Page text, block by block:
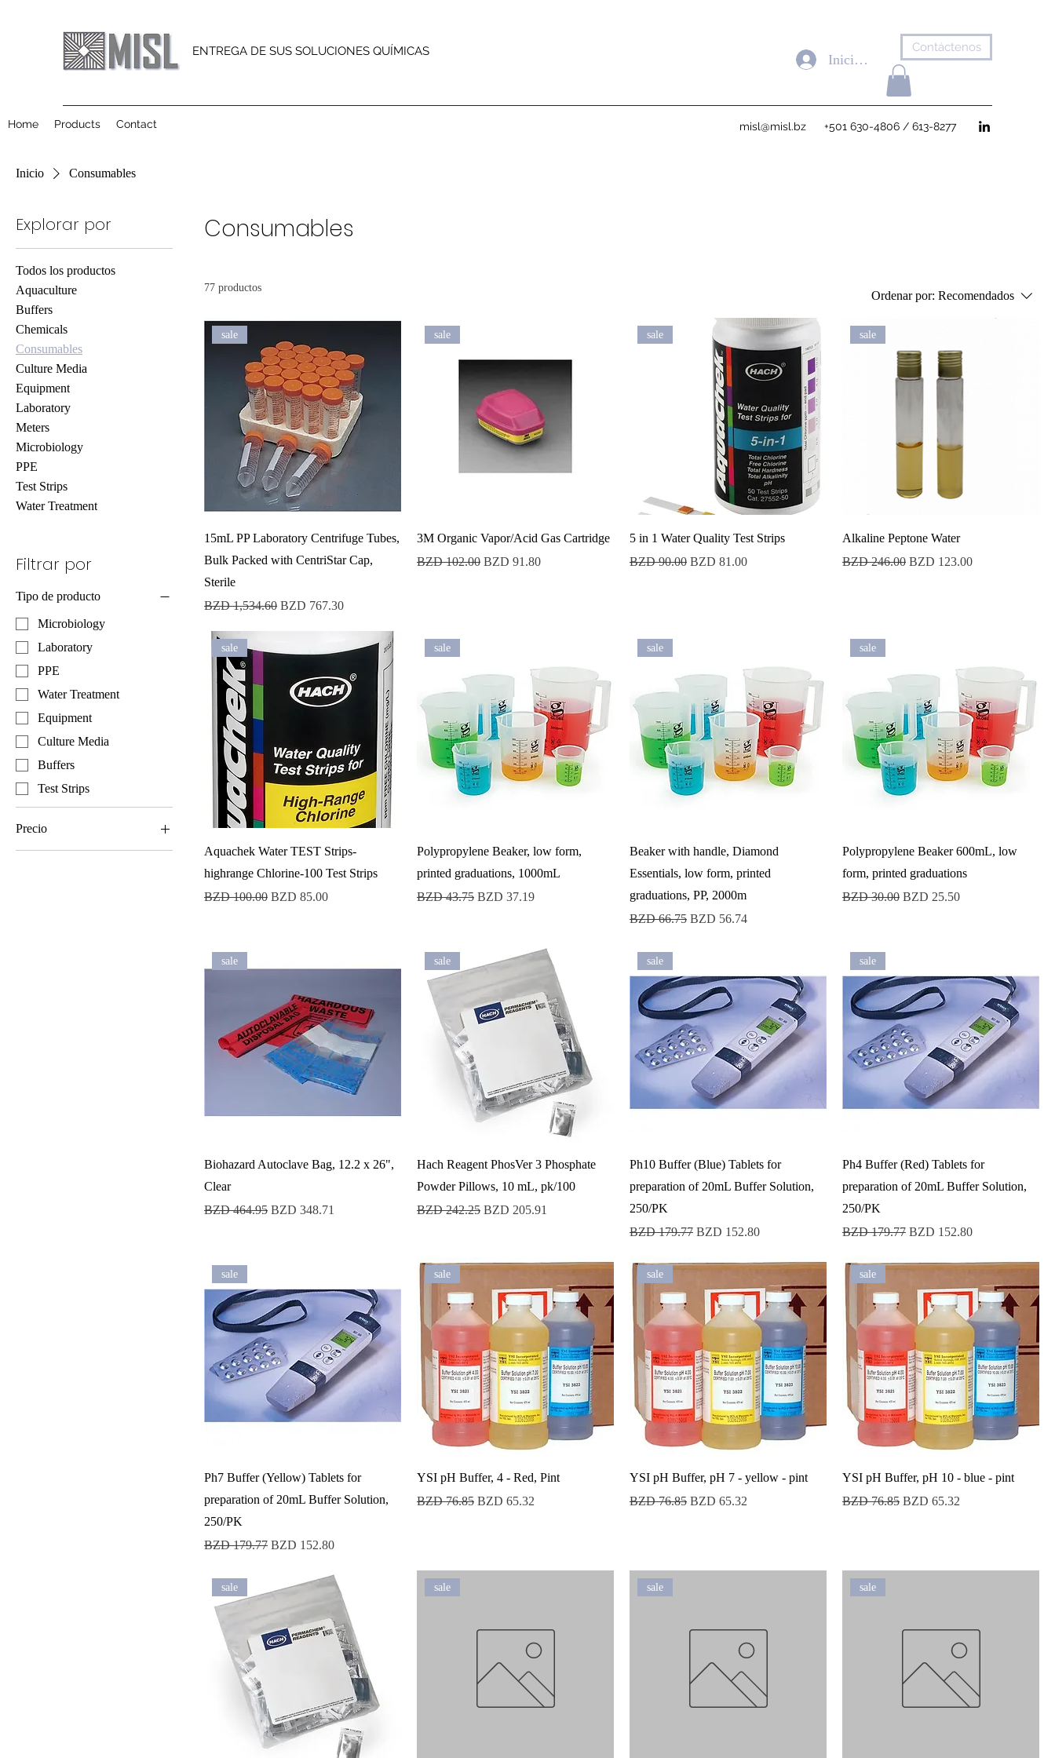
ENTREGA DE SUS SOLUCIONES QUÍMICAS Contáctenos
misl@misl.bz +501 630-4806 / 613-8277
Home Products Contact
Iniciar sesión
Inicio Consumables
Explorar por
Todos los productos
Aquaculture
Buffers
Chemicals
Consumables
Culture Media
Equipment
Laboratory
Meters
Microbiology
PPE
Test Strips
Water Treatment
Filtrar por
Tipo de producto
Microbiology
Laboratory
PPE
Water Treatment
Equipment
Culture Media
Buffers
Test Strips
Precio
Consumables
77 productos
Ordenar por: Recomendados
sale
15mL PP Laboratory Centrifuge Tubes,
Bulk Packed with CentriStar Cap,
Sterile
Precio
BZD 1,534.60 Precio de oferta
BZD 767.30
sale
3M Organic Vapor/Acid Gas Cartridge
Precio
BZD 102.00 Precio de oferta
BZD 91.80
sale
5 in 1 Water Quality Test Strips
Precio
BZD 90.00 Precio de oferta
BZD 81.00
sale
Alkaline Peptone Water
Precio
BZD 246.00 Precio de oferta
BZD 123.00
sale
Aquachek Water TEST Strips-
highrange Chlorine-100 Test Strips
Precio
BZD 100.00 Precio de oferta
BZD 85.00
sale
Polypropylene Beaker, low form,
printed graduations, 1000mL
Precio
BZD 43.75 Precio de oferta
BZD 37.19
sale
Beaker with handle, Diamond
Essentials, low form, printed
graduations, PP, 2000m
Precio
BZD 66.75 Precio de oferta
BZD 56.74
sale
Polypropylene Beaker 600mL, low
form, printed graduations
Precio
BZD 30.00 Precio de oferta
BZD 25.50
sale
Biohazard Autoclave Bag, 12.2 x 26",
Clear
Precio
BZD 464.95 Precio de oferta
BZD 348.71
sale
Hach Reagent PhosVer 3 Phosphate
Powder Pillows, 10 mL, pk/100
Precio
BZD 242.25 Precio de oferta
BZD 205.91
sale
Ph10 Buffer (Blue) Tablets for
preparation of 20mL Buffer Solution,
250/PK
Precio
BZD 179.77 Precio de oferta
BZD 152.80
sale
Ph4 Buffer (Red) Tablets for
preparation of 20mL Buffer Solution,
250/PK
Precio
BZD 179.77 Precio de oferta
BZD 152.80
sale
Ph7 Buffer (Yellow) Tablets for
preparation of 20mL Buffer Solution,
250/PK
Precio
BZD 179.77 Precio de oferta
BZD 152.80
sale
YSI pH Buffer, 4 - Red, Pint
Precio
BZD 76.85 Precio de oferta
BZD 65.32
sale
YSI pH Buffer, pH 7 - yellow - pint
Precio
BZD 76.85 Precio de oferta
BZD 65.32
sale
YSI pH Buffer, pH 10 - blue - pint
Precio
BZD 76.85 Precio de oferta
BZD 65.32
sale sale sale sale